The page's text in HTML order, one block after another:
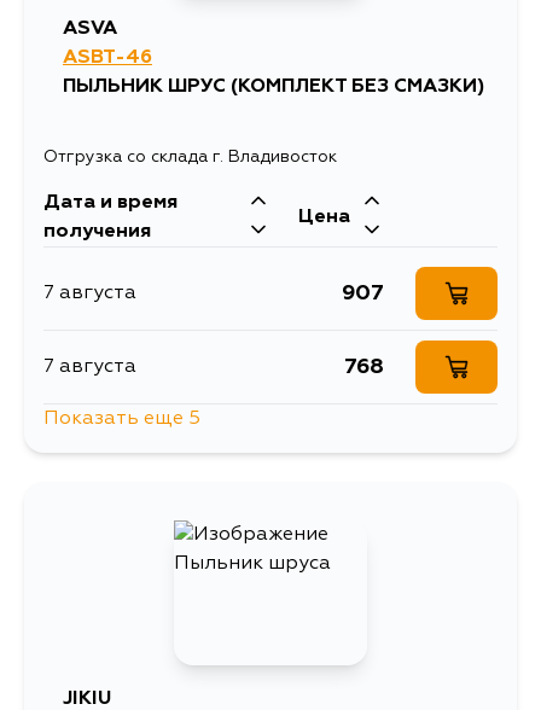
ASVA
ASBT-46
ПЫЛЬНИК ШРУС (КОМПЛЕКТ БЕЗ СМАЗКИ)
Отгрузка со склада г. Владивосток
Дата и время
получения
Цена
7 августа 907
7 августа 768
907
Показать еще 5
JIKIU